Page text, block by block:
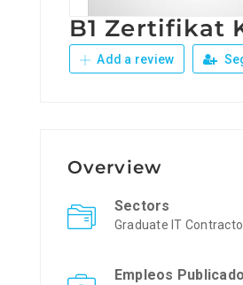
B1 Zertifikat
Add a review
Overview
Sectors
Graduate IT
Empleos